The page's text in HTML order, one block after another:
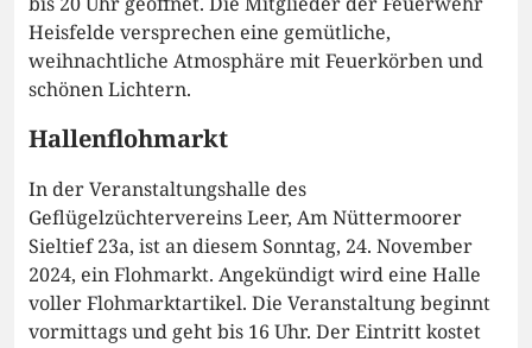
Heisfelde versprechen eine gemütliche,
weihnachtliche Atmosphäre mit Feuerkörben und
schönen Lichtern.
Hallenflohmarkt
In der Veranstaltungshalle des
Geflügelzüchtervereins Leer, Am Nüttermoorer
Sieltief 23a, ist an diesem Sonntag, 24. November
2024, ein Flohmarkt. Angekündigt wird eine Halle
voller Flohmarktartikel. Die Veranstaltung beginnt
vormittags und geht bis 16 Uhr. Der Eintritt kostet